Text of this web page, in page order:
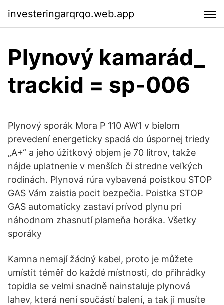
investeringarqrqo.web.app
Plynový kamarád_
trackid = sp-006
Plynový sporák Mora P 110 AW1 v bielom
prevedení energeticky spadá do úspornej triedy
„A+“ a jeho úžitkový objem je 70 litrov, takže
nájde uplatnenie v menších či stredne veľkých
rodinách. Plynová rúra vybavená poistkou STOP
GAS Vám zaistia pocit bezpečia. Poistka STOP
GAS automaticky zastaví prívod plynu pri
náhodnom zhasnutí plameňa horáka. Všetky
sporáky
Kamna nemají žádný kabel, proto je můžete
umístit téměř do každé místnosti, do přihrádky
topidla se velmi snadně nainstaluje plynová
lahev, která není součástí balení, a tak ji musíte